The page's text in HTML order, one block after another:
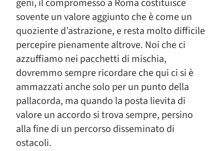
geni, il compromesso a Roma costituisce
sovente un valore aggiunto che è come un
quoziente d’astrazione, e resta molto difficile
percepire pienamente altrove. Noi che ci
azzuffiamo nei pacchetti di mischia,
dovremmo sempre ricordare che qui ci si è
ammazzati anche solo per un punto della
pallacorda, ma quando la posta lievita di
valore un accordo si trova sempre, persino
alla fine di un percorso disseminato di
ostacoli.